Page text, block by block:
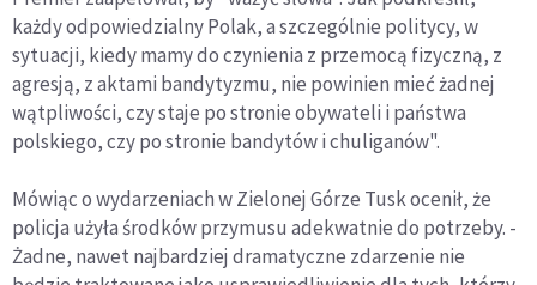
każdy odpowiedzialny Polak, a szczególnie politycy, w
sytuacji, kiedy mamy do czynienia z przemocą fizyczną, z
agresją, z aktami bandytyzmu, nie powinien mieć żadnej
wątpliwości, czy staje po stronie obywateli i państwa
polskiego, czy po stronie bandytów i chuliganów".
Mówiąc o wydarzeniach w Zielonej Górze Tusk ocenił, że
policja użyła środków przymusu adekwatnie do potrzeby. -
Żadne, nawet najbardziej dramatyczne zdarzenie nie